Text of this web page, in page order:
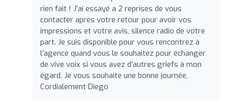
rien fait ! J’ai essayé a 2 reprises de vous
contacter après votre retour pour avoir vos
impressions et votre avis, silence radio de votre
part. Je suis disponible pour vous rencontrez à
l’agence quand vous le souhaitez pour échanger
de vive voix si vous avez d’autres griefs à mon
égard. Je vous souhaite une bonne journée,
Cordialement Diego